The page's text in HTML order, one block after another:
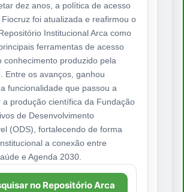
dez anos, a política de acesso
foi atualizada e reafirmou o
Institucional Arca como
ferramentas de acesso
conhecimento produzido pela
Entre os avanços, ganhou
funcionalidade que passou a
a produção científica da Fundação
de Desenvolvimento
(ODS), fortalecendo de forma
a conexão entre
e Agenda 2030.
no Repositório Arca